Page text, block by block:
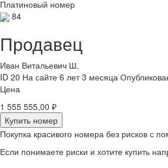
Платиновый номер
84
Продавец
Иван Витальевич Ш.
ID 20 На сайте 6 лет 3 месяца
Цена
1 555 555,00 ₽
Купить номер
Покупка красивого номера без рисков с
Если понимаете риски и хотите купить